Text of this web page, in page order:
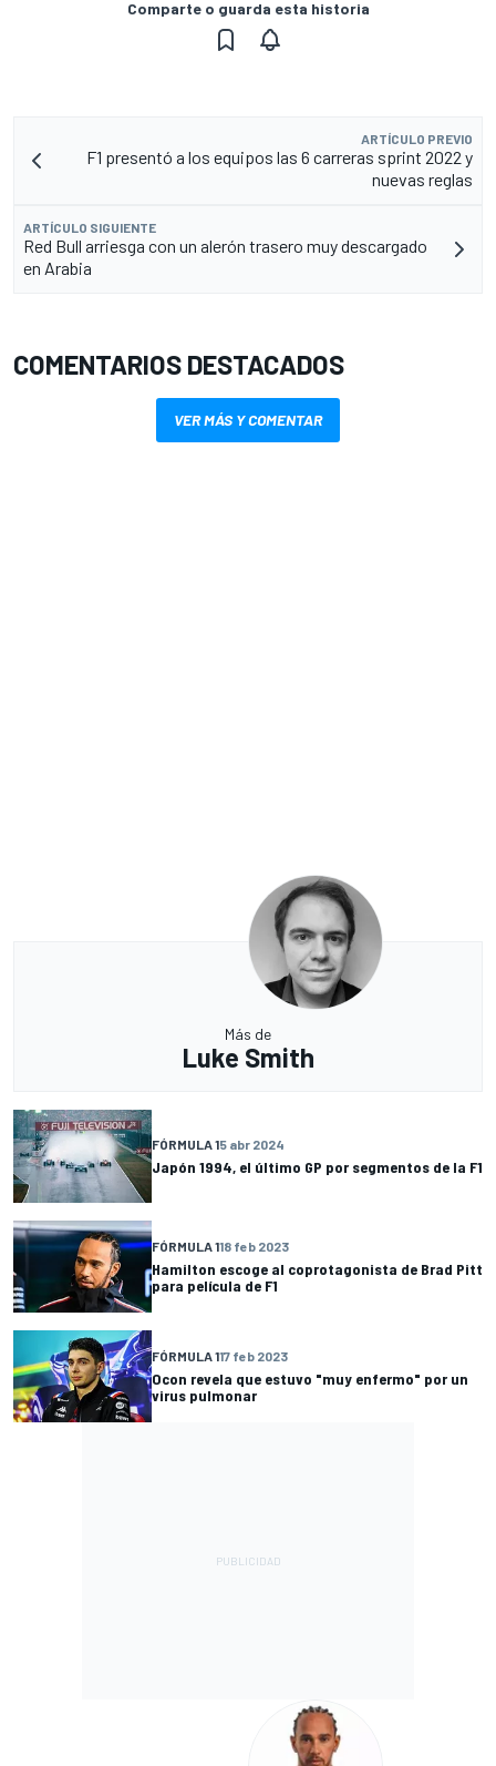
Comparte o guarda esta historia
ARTÍCULO PREVIO
F1 presentó a los equipos las 6 carreras sprint 2022 y
nuevas reglas
ARTÍCULO SIGUIENTE
Red Bull arriesga con un alerón trasero muy descargado
en Arabia
COMENTARIOS DESTACADOS
VER MÁS Y COMENTAR
Más de
Luke Smith
FÓRMULA 15 abr 2024
Japón 1994, el último GP por segmentos de la F1
FÓRMULA 118 feb 2023
Hamilton escoge al coprotagonista de Brad Pitt
para película de F1
FÓRMULA 117 feb 2023
Ocon revela que estuvo "muy enfermo" por un
virus pulmonar